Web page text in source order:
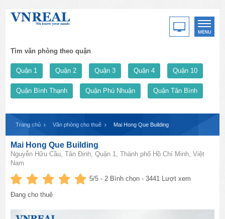
Tìm văn phòng theo quận
Quận 1 Quận 2 Quận 3 Quận 4 Quận 10
Quận Bình Thạnh Quận Phú Nhuận Quận Tân Bình
Trang chủ Văn phòng cho thuê Mai Hong Que Building
Mai Hong Que Building
Nguyễn Hữu Cầu, Tân Định, Quận 1, Thành phố Hồ Chí Minh, Việt
Nam
5/5 -2 Bình chọn - 3441 Lượt xem
Đang cho thuê